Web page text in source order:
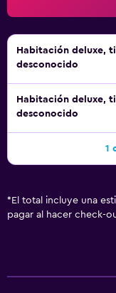
Habitación deluxe,
desconocido
Habitación deluxe,
desconocido
1
* El total incluye una
pagar al hacer check-